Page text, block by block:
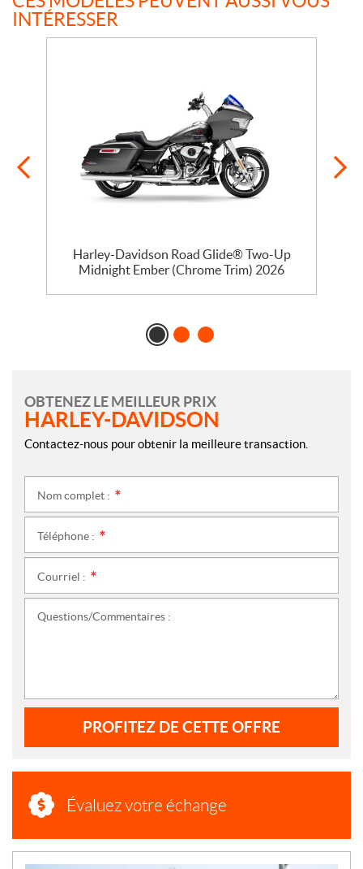
INTÉRESSER
Harley-Davidson Road Glide® Two-Up
Midnight Ember (Chrome Trim) 2026
OBTENEZ LE MEILLEUR PRIX
HARLEY-DAVIDSON
Contactez-nous pour obtenir la meilleure transaction.
Nom complet :
Téléphone :
Courriel :
Questions/Commentaires :
PROFITEZ DE CETTE OFFRE
Évaluez votre échange